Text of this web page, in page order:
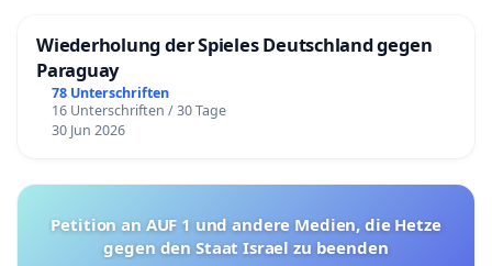
Wiederholung der Spieles Deutschland gegen
Paraguay
78 Unterschriften
16 Unterschriften / 30 Tage
30 Jun 2026
Petition an AUF 1 und andere Medien, die Hetze
gegen den Staat Israel zu beenden